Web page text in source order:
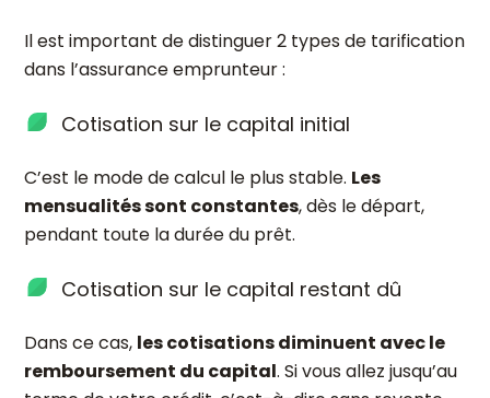
Il est important de distinguer 2 types de tarification
dans l’assurance emprunteur :
Cotisation sur le capital initial
C’est le mode de calcul le plus stable. Les
mensualités sont constantes, dès le départ,
pendant toute la durée du prêt.
Cotisation sur le capital restant dû
Dans ce cas, les cotisations diminuent avec le
remboursement du capital. Si vous allez jusqu’au